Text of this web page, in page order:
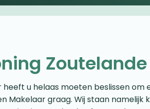
Zoutelande
u helaas moeten beslissen om
Makelaar graag. Wij staan namelijk